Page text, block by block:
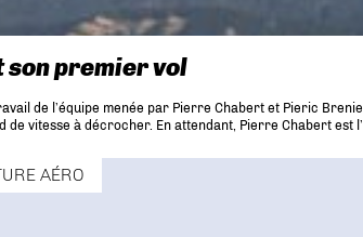
premier vol
de l’équipe menée par Pierre Chabert et Pieric
vitesse à décrocher. En attendant, Pierre Chabert est
AÉRO